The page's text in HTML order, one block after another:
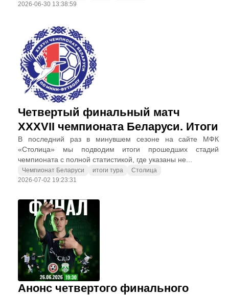
2026-06-30 13:38:59
Четвертый финальный матч
XXXVII чемпионата Беларуси. Итоги
В последний раз в минувшем сезоне на сайте МФК
«Столица» мы подводим итоги прошедших стадий
чемпионата с полной статистикой, где указаны не...
Чемпионат Беларуси итоги тура
Столица
2026-07-02 19:23:31
Анонс четвертого финального